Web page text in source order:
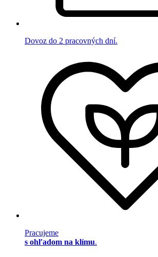
Dovoz do 2 pracovných dní.
Pracujeme
s ohľadom na klímu.